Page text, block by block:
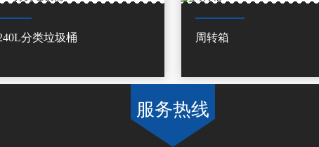
分类垃圾桶 周转箱
服务热线